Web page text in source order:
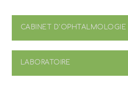
CABINET D'OPHTALMOLOGIE
LABORATOIRE